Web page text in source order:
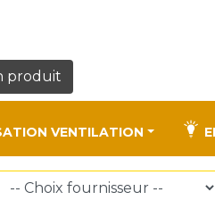
produit
VENTILATION